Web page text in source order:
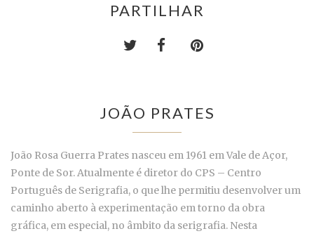
PARTILHAR
JOÃO PRATES
João Rosa Guerra Prates nasceu em 1961 em Vale de Açor,
Ponte de Sor. Atualmente é diretor do CPS – Centro
Português de Serigrafia, o que lhe permitiu desenvolver um
caminho aberto à experimentação em torno da obra
gráfica, em especial, no âmbito da serigrafia. Nesta